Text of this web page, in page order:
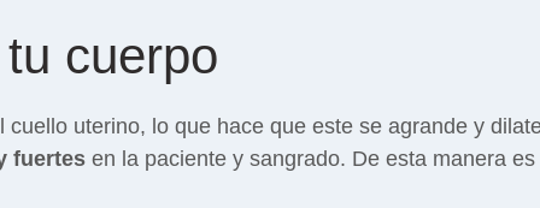
cuerpo
uterino, lo que hace que este se agrande y
fuertes en la paciente y sangrado. De esta manera